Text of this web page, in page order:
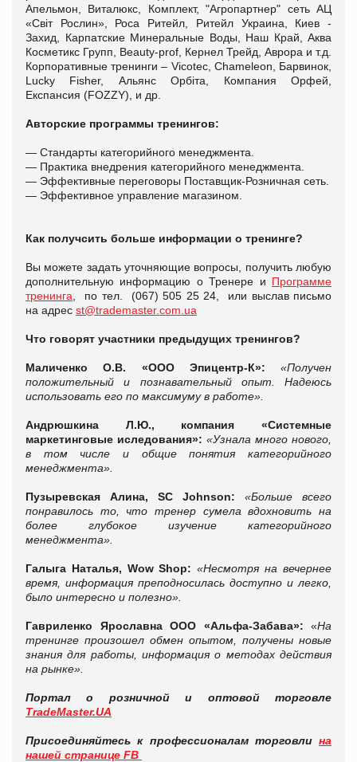
Апельмон, Виталюкс, Комплект, "Агропартнер" сеть АЦ
«Світ Рослин», Роса Ритейл, Ритейл Украина, Киев -
Захид, Карпатские Минеральные Воды, Наш Край, Аква
Косметикс Групп, Beauty-prof, Кернел Трейд, Аврора и т.д.
Корпоративные тренинги – Vicotec, Chameleon, Барвинок,
Lucky Fisher, Альянс Орбіта, Компания Орфей,
Експансия (FOZZY), и др.
Авторские программы тренингов:
— Стандарты категорийного менеджмента.
— Практика внедрения категорийного менеджмента.
— Эффективные переговоры Поставщик-Розничная сеть.
— Эффективное управление магазином.
Как получсить больше информации о тренинге?
Вы можете задать уточняющие вопросы, получить любую
дополнительную информацию о Тренере и Программе
тренинга , по тел. (067) 505 25 24, или выслав письмо
на адрес st@trademaster.com.ua
Что говорят участники предыдущих тренингов?
Маличенко О.В. «ООО Эпицентр-К»: «Получен
положительный и познавательный опыт. Надеюсь
использовать его по максимуму в работе».
Андрюшкина Л.Ю., компания «Системные
маркетинговые иследования»: «Узнала много нового,
в том числе и общие понятия категорийного
менеджмента».
Пузыревская Алина, SC Johnson:
«Больше всего
понравилось то, что тренер сумела вдохновить на
более глубокое изучение категорийного
менеджмента».
Галыга Наталья, Wow Shop: «Несмотря на вечернее
время, информация преподносилась доступно и легко,
было интересно и полезно».
Гавриленко Ярославна ООО «Альфа-Забава»: «На
тренинге произошел обмен опытом, получены новые
знания для работы, информация о методах действия
на рынке».
Портал о розничной и оптовой торговле
TradeMaster.UA
Присоединяйтесь к профессионалам торговли на
нашей странице FB